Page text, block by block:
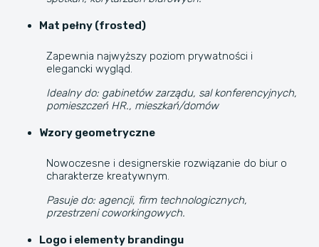
Mat pełny (frosted)
Zapewnia najwyższy poziom prywatności i
elegancki wygląd.
Idealny do: gabinetów zarządu, sal konferencyjnych,
pomieszczeń HR., mieszkań/domów
Wzory geometryczne
Nowoczesne i designerskie rozwiązanie do biur o
charakterze kreatywnym.
Pasuje do: agencji, firm technologicznych,
przestrzeni coworkingowych.
Logo i elementy brandingu